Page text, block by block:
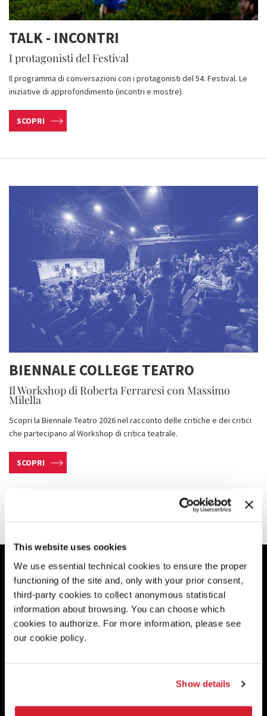
This website uses cookies
We use essential technical cookies to ensure the proper
functioning of the site and, only with your prior consent,
third-party cookies to collect anonymous statistical
information about browsing. You can choose which
cookies to authorize. For more information, please see
our cookie policy.
Show details
TALK - INCONTRI
I protagonisti del Festival
Il programma di conversazioni con i protagonisti del 54. Festival. Le
iniziative di approfondimento (incontri e mostre).
SCOPRI
BIENNALE COLLEGE TEATRO
Il Workshop di Roberta Ferraresi con Massimo
Milella
Scopri la Biennale Teatro 2026 nel racconto delle critiche e dei critici
che partecipano al Workshop di critica teatrale.
SCOPRI